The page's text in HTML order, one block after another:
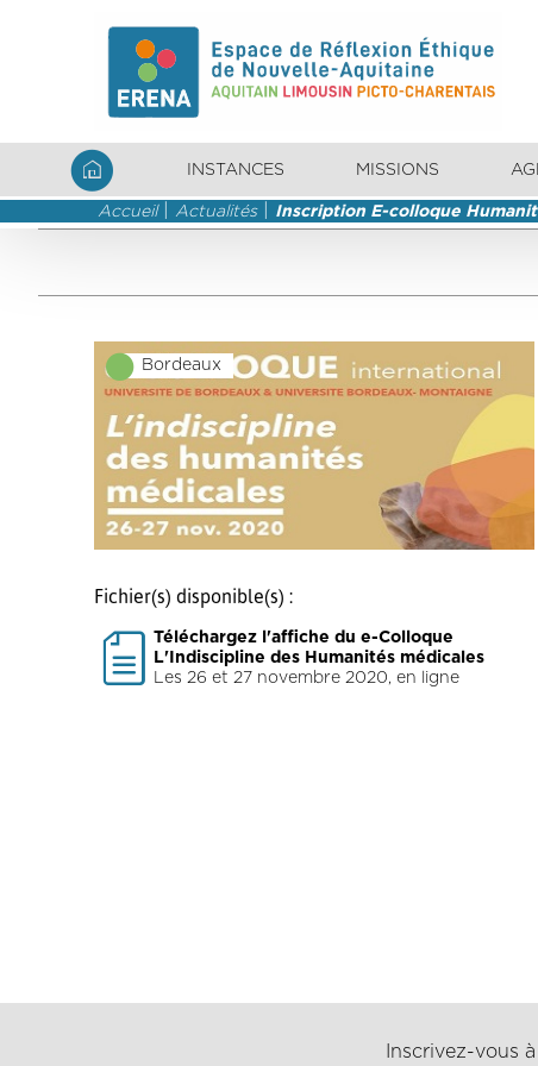
INSTANCES MISSIONS
Accueil Actualités Inscription E-colloque
Bordeaux
Fichier(s) disponible(s) :
Téléchargez l'affiche du e-Colloque
L'Indiscipline des Humanités médicales
Les 26 et 27 novembre 2020, en ligne
Inscrivez-vous